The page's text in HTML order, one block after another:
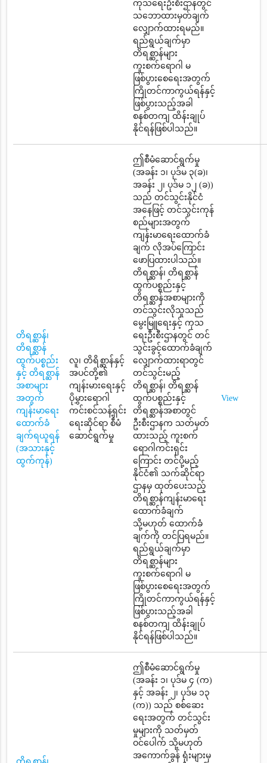
ကုသရေးဦးစီးဌာနတွင်
သဘောထားမှတ်ချက်
လျှောက်ထားရမည်။
ရည်ရွယ်ချက်မှာ
တိရစ္ဆာန်များ
ကူးစက်ရောဂါ မ
ဖြစ်ပွားစေရေးအတွက်
ကြိုတင်ကာကွယ်ရန်နှင့်
ဖြစ်ပွားသည့်အခါ
စနစ်တကျ ထိန်းချုပ်
နိုင်ရန်ဖြစ်ပါသည်။
တိရစ္ဆာန်၊
တိရစ္ဆာန်
ထွက်ပစ္စည်း
နှင့် တိရစ္ဆာန်
အစာများ
အတွက်
ကျန်းမာရေး
ထောက်ခံ
ချက်ရယူရန်
(အသားနှင့်
ထွက်ကုန်)
လူ၊ တိရိစ္ဆာန်နှင့်
အပင်တို့၏
ကျန်းမားရေးနှင့်
ပိုမွှားရောဂါ
ကင်းစင်သန့်ရှင်း
ရေးဆိုင်ရာ စီမံ
ဆောင်ရွက်မှု
ဤစီမံဆောင်ရွက်မှု
(အခန်း ၁၊ ပုဒ်မ ၃(ခ)၊
အခန်း ၂၊ ပုဒ်မ ၁၂ (ခ))
သည် တင်သွင်းနိုင်ငံ
အနေဖြင့် တင်သွင်းကုန်
စည်များအတွက်
ကျန်းမာရေးထောက်ခံ
ချက် လိုအပ်ကြောင်း
ဖောပြထားပါသည်။
တိရစ္ဆာန်၊ တိရစ္ဆာန်
ထွက်ပစ္စည်းနှင့်
တိရစ္ဆာန်အစာများကို
တင်သွင်းလိုသူသည်
မွေးမြူရေးနှင့် ကုသ
ရေးဦးစီးဌာနတွင် တင်
သွင်းခွင့်ထောက်ခံချက်
လျှောက်ထားရာတွင်
တင်သွင်းမည့်
တိရစ္ဆာန်၊ တိရစ္ဆာန်
ထွက်ပစ္စည်းနှင့်
တိရစ္ဆာန်အစာတွင်
ဦးစီးဌာနက သတ်မှတ်
ထားသည့် ကူးစက်
ရောဂါကင်းရှင်း
ကြောင်း တင်ပို့မည့်
နိုင်ငံ၏ သက်ဆိုင်ရာ
ဌာနမှ ထုတ်ပေးသည့်
တိရစ္ဆာန်ကျန်းမာရေး
ထောက်ခံချက်
သို့မဟုတ် ထောက်ခံ
ချက်ကို တင်ပြရမည်။
ရည်ရွယ်ချက်မှာ
တိရစ္ဆာန်များ
ကူးစက်ရောဂါ မ
ဖြစ်ပွားစေရေးအတွက်
ကြိုတင်ကာကွယ်ရန်နှင့်
ဖြစ်ပွားသည့်အခါ
စနစ်တကျ ထိန်းချုပ်
နိုင်ရန်ဖြစ်ပါသည်။
View
ဤစီမံဆောင်ရွက်မှု
(အခန်း ၁၊ ပုဒ်မ ၄ (က)
နှင့် အခန်း ၂၊ ပုဒ်မ ၁၃
(က)) သည် စစ်ဆေး
ရေးအတွက် တင်သွင်း
မှုများကို သတ်မှတ်
ဝင်ပေါက် သို့မဟုတ်
အကောက်ခွန် ရုံးများမှ